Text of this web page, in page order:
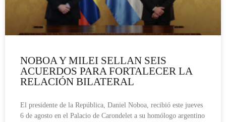
NOBOA Y MILEI SELLAN SEIS
ACUERDOS PARA FORTALECER LA
RELACIÓN BILATERAL
El presidente de la República, Daniel Noboa, recibió este jueves
6 de agosto en el Palacio de Carondelet a su homólogo argentino